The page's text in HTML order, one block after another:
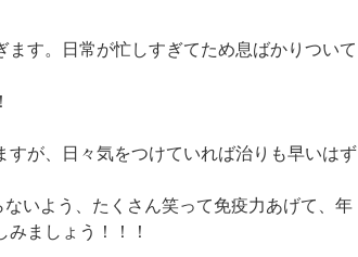
す。日常が忙しすぎてため息ばかりついて
が、日々気をつけていれば治りも早いはず
いよう、たくさん笑って免疫力あげて、年
ましょう！！！